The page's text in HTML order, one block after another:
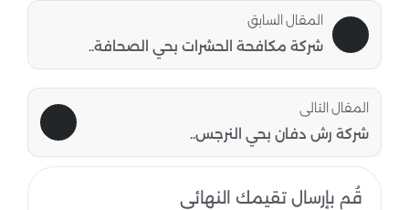
المقال السابق
شركة مكافحة الحشرات بحي الصحافة..
المقال التالى
شركة رش دفان بحي النرجس..
قُم بإرسال تقيمك النهائي